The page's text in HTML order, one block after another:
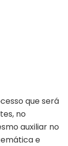
que será
no
auxiliar no
e